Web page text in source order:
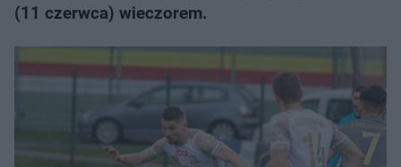
(11 czerwca) wieczorem.